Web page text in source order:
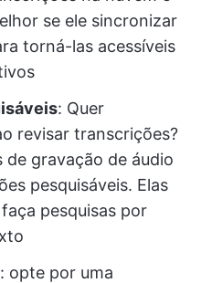
se ele sincronizar
torná-las acessíveis
: Quer
revisar transcrições?
gravação de áudio
pesquisáveis. Elas
pesquisas por
: opte por uma